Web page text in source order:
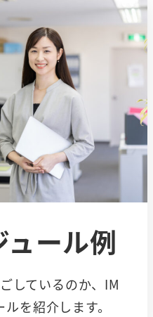
ール例
しているのか、IM
を紹介します。